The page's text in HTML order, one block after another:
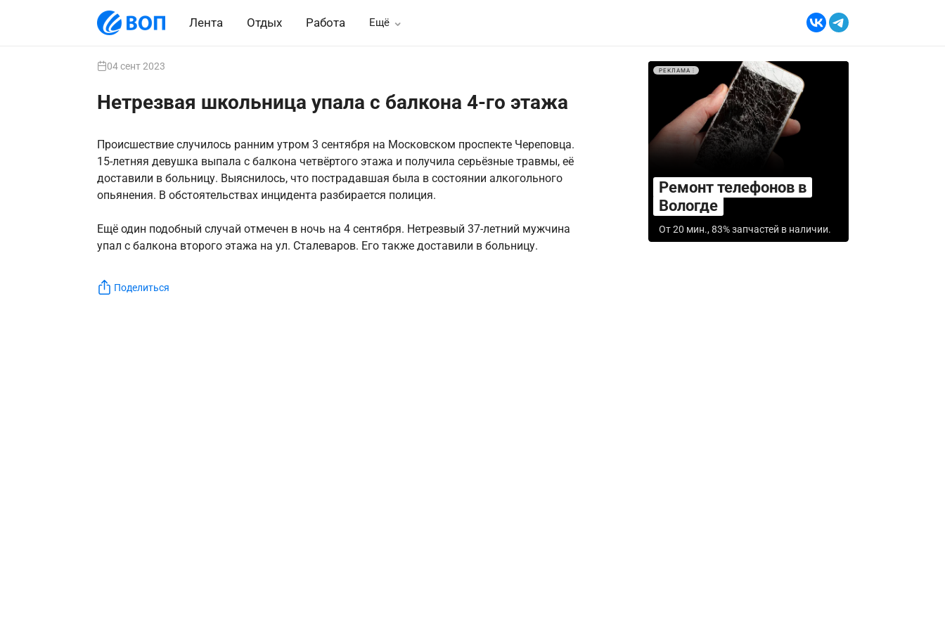
Лента Отдых Работа Ещё
04 сент 2023
Нетрезвая школьница упала с балкона 4-го этажа
Происшествие случилось ранним утром 3 сентября на Московском проспекте Череповца.
15-летняя девушка выпала с балкона четвёртого этажа и получила серьёзные травмы, её
доставили в больницу. Выяснилось, что пострадавшая была в состоянии алкогольного
опьянения. В обстоятельствах инцидента разбирается полиция.
Ещё один подобный случай отмечен в ночь на 4 сентября. Нетрезвый 37-летний мужчина
упал с балкона второго этажа на ул. Сталеваров. Его также доставили в больницу.
Поделиться
РЕКЛАМА
Ремонт телефонов в
Вологде
От 20 мин., 83% запчастей в наличии.